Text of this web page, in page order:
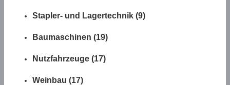
Stapler- und Lagertechnik (9)
Baumaschinen (19)
Nutzfahrzeuge (17)
Weinbau (17)